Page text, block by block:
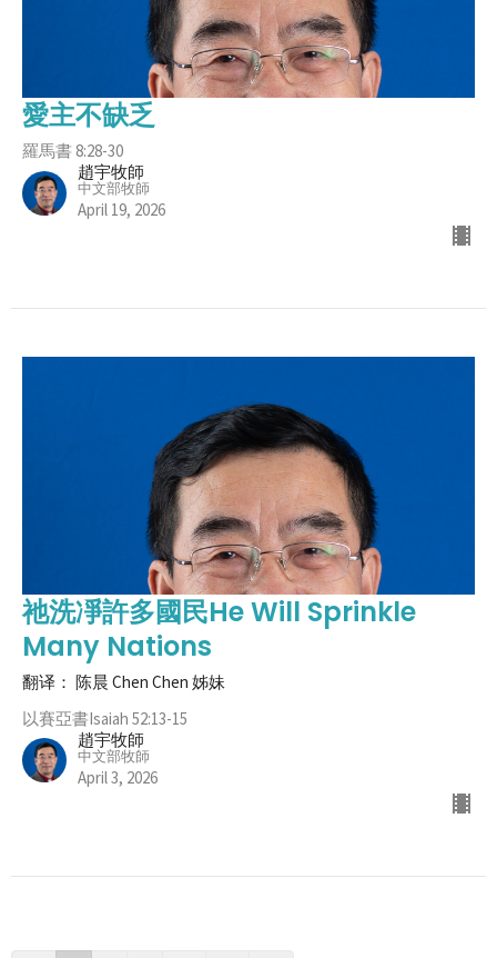
愛主不缺乏
羅馬書 8:28-30
趙宇牧師
中文部牧師
April 19, 2026
祂洗凈許多國民He Will Sprinkle
Many Nations
翻译： 陈晨 Chen Chen 姊妹
以賽亞書Isaiah 52:13-15
趙宇牧師
中文部牧師
April 3, 2026